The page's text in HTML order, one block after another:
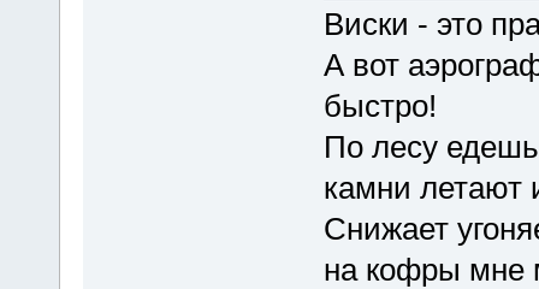
Виски - это
А вот
быстро!
По лесу
камни летают
Снижает
на кофры мне